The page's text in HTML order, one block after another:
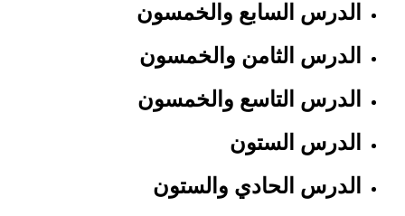
الدرس السابع والخمسون
الدرس الثامن والخمسون
الدرس التاسع والخمسون
الدرس الستون
الدرس الحادي والستون